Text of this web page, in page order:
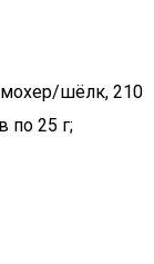
мохер/шёлк, 210
по 25 г;